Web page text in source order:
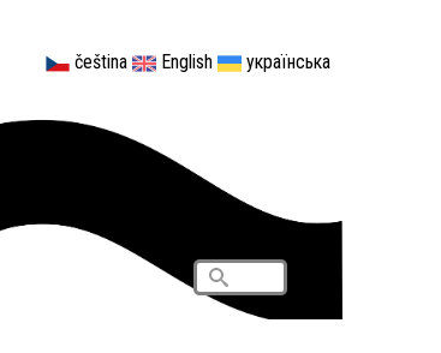
čeština English українська
Vyhledávání
Search